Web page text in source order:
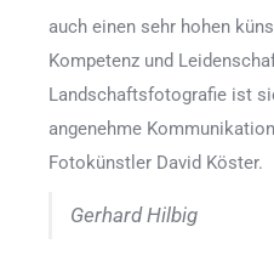
auch einen sehr hohen
Kompetenz und
Landschaftsfotografie ist
angenehme
Fotokünstler David Köster.
Gerhard Hilbig